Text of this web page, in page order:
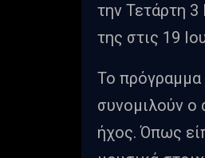
την Τετάρτη 3
της στις 19
Το πρόγραμμα
συνομιλούν ο
ήχος. Όπως